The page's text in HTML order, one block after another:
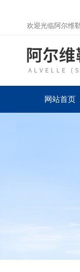
欢迎光临阿尔维
网站首页